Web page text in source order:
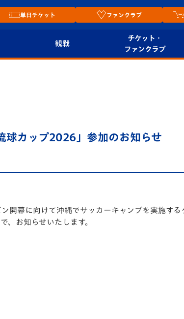
単日チケット ファンクラブ
観戦
Revive Team
V-EXPRESS（ユニフ
チケット・
ファンクラブ
カップ2026」参加のお知らせ
開幕に向けて沖縄でサッカーキャンプを実施す
、お知らせいたします。